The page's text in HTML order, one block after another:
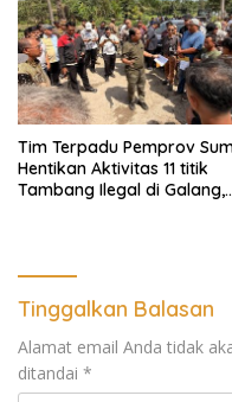
Tim Terpadu Pemprov
Hentikan Aktivitas 11 titik
Tambang Ilegal di Galang,
Tinggalkan Balasan
Alamat email Anda tidak
ditandai *